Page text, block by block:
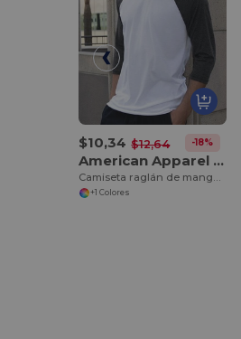
$10,34 $12,64 -18%
American Apparel BB453US
Camiseta raglán de manga tres cuartos 50/50 poliéster/algodón, fabricada en EE.UU
+1 Colores